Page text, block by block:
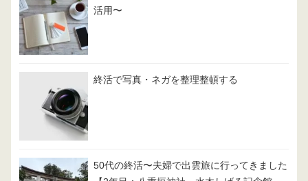
活用〜
終活で写真・ネガを整理整頓する
50代の終活〜夫婦で出雲旅に行ってきました